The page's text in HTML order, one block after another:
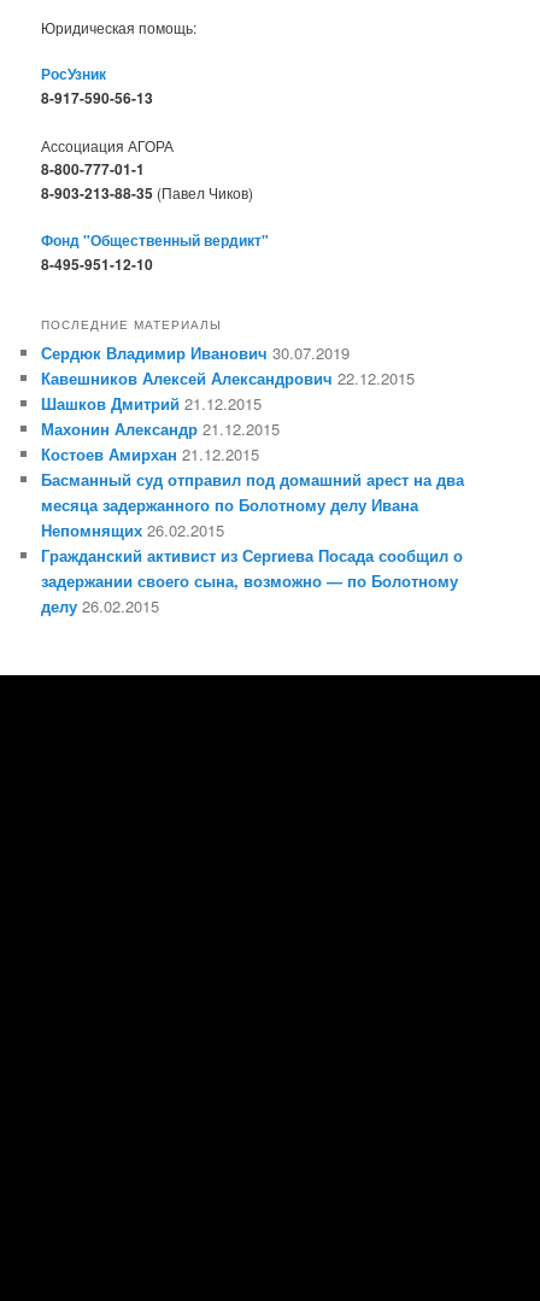
Юридическая помощь:
РосУзник
8-917-590-56-13
Ассоциация АГОРА
8-800-777-01-1
8-903-213-88-35 (Павел Чиков)
Фонд "Общественный вердикт"
8-495-951-12-10
ПОСЛЕДНИЕ МАТЕРИАЛЫ
Сердюк Владимир Иванович 30.07.2019
Кавешников Алексей Александрович 22.12.2015
Шашков Дмитрий 21.12.2015
Махонин Александр 21.12.2015
Костоев Амирхан 21.12.2015
Басманный суд отправил под домашний арест на два
месяца задержанного по Болотному делу Ивана
Непомнящих 26.02.2015
Гражданский активист из Сергиева Посада сообщил о
задержании своего сына, возможно — по Болотному
делу 26.02.2015